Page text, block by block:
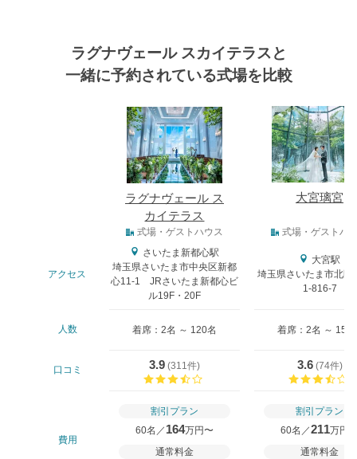
ラグナヴェール スカイテラスと
一緒に予約されている式場を比較
ラグナヴェール ス
カイテラス
大宮璃宮
式場・ゲストハウス 式場・ゲストハ
アクセス
さいたま新都心駅
埼玉県さいたま市中央区新都
心11-1 JRさいたま新都心ビ
ル19F・20F
大宮駅
埼玉県さいたま市北区
1-816-7
人数 着席：2名 ～ 120名 着席：2名 ～ 150
口コミ 3.9 (311件)
3.6(74件)
費用
割引プラン
60名／ 164万円〜
通常料金
割引プラン
60名／211万円
通常料金